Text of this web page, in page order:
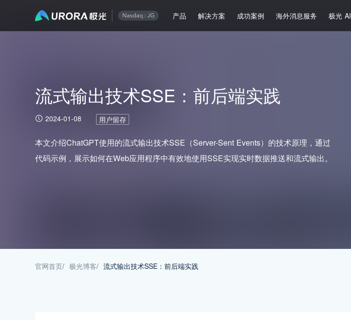
产品 解决方案 成功案例 海外消息服务 极光 AI
流式输出技术SSE：前后端实践
2024-01-08 用户留存
本文介绍ChatGPT使用的流式输出技术SSE（Server-Sent Events）的技术原理，通过
代码示例，展示如何在Web应用程序中有效地使用SSE实现实时数据推送和流式输出。
官网首页/ 极光博客/ 流式输出技术SSE：前后端实践